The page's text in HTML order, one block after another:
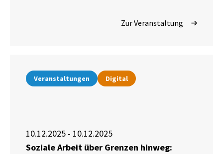
Zur Veranstaltung
Veranstaltungen Digital
10.12.2025 - 10.12.2025
Soziale Arbeit über Grenzen hinweg: